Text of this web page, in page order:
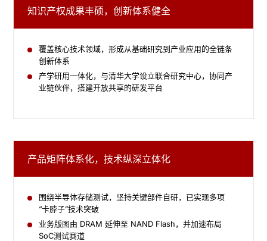
知识产权成果丰硕，创新体系健全
覆盖核心技术领域，形成从基础研究到产业应用的全链条
创新体系
产学研用一体化，与清华大学设立联合研究中心，协同产
业链伙伴，搭建开放共享的研发平台
产品矩阵体系化，技术纵深立体化​
围绕半导体存储测试，坚持关键部件自研，已实现多项
“卡脖子”技术突破
业务版图由 DRAM 延伸至 NAND Flash，并加速布局
SoC测试赛道